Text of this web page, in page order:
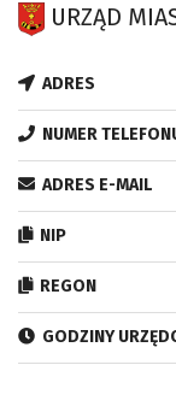
URZĄD
ADRES
NUMER
ADRES E-MAIL
NIP
REGON
GODZINY